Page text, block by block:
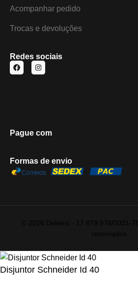
Acompanhar pedido
Trocas e devoluções
Redes sociais
Pague com
Formas de envio
Disjuntor Schneider Id 40